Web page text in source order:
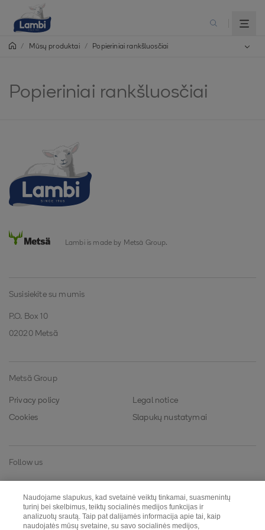
/ Mūsų produktai / Popieriniai rankšluosčiai
Popieriniai rankšluosčiai
Lambi is made by Metsä Group.
Susisiekite su mumis
P.O. Box 10
02020 Metsä
Metsä Group
Privacy policy
Legal notice
Cookies
Slapukų nustatymai
Follow us
YouTube
Twitter
Naudojame slapukus, kad svetainė veiktų tinkamai, suasmenintų
turinį bei skelbimus, teiktų socialinės medijos funkcijas ir
analizuotų srautą. Taip pat dalijamės informacija apie tai, kaip
naudojatės mūsų svetaine, su savo socialinės medijos,